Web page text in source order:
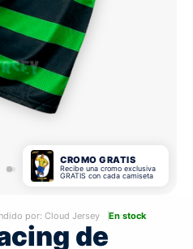
CROMO GRATIS
Recibe una cromo exclusiva
GRATIS con cada camiseta
por: Cloud Jersey En stock
de